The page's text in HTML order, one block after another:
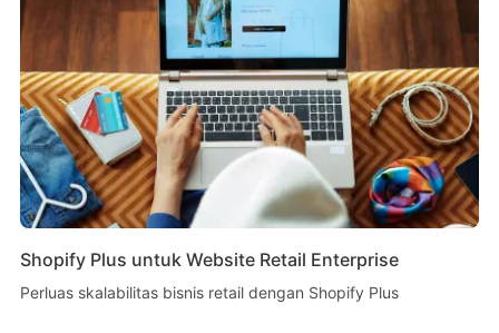
Shopify Plus untuk Website Retail Enterprise
Perluas skalabilitas bisnis retail dengan Shopify Plus